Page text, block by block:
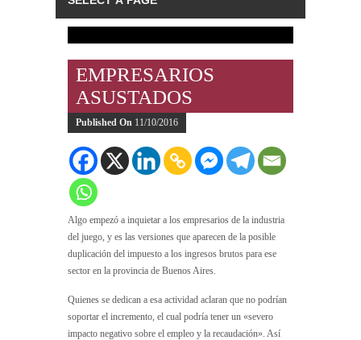
EMPRESARIOS
ASUSTADOS
Published On 11/10/2016
Algo empezó a inquietar a los empresarios de la industria
del juego, y es las versiones que aparecen de la posible
duplicación del impuesto a los ingresos brutos para ese
sector en la provincia de Buenos Aires.
Quienes se dedican a esa actividad aclaran que no podrían
soportar el incremento, el cual podría tener un «severo
impacto negativo sobre el empleo y la recaudación». Así